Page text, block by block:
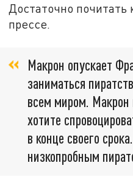
Достаточно
прессе.
Макрон опускает
заниматься
всем миром. Макрон
хотите
в конце своего
низкопробным